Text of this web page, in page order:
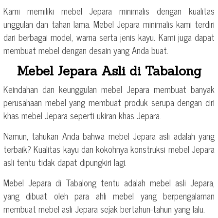
Kami memiliki mebel Jepara minimalis dengan kualitas
unggulan dan tahan lama. Mebel Jepara minimalis kami terdiri
dari berbagai model, warna serta jenis kayu. Kami juga dapat
membuat mebel dengan desain yang Anda buat.
Mebel Jepara Asli di Tabalong
Keindahan dan keunggulan mebel Jepara membuat banyak
perusahaan mebel yang membuat produk serupa dengan ciri
khas mebel Jepara seperti ukiran khas Jepara.
Namun, tahukan Anda bahwa mebel Jepara asli adalah yang
terbaik? Kualitas kayu dan kokohnya konstruksi mebel Jepara
asli tentu tidak dapat dipungkiri lagi.
Mebel Jepara di Tabalong tentu adalah mebel asli Jepara,
yang dibuat oleh para ahli mebel yang berpengalaman
membuat mebel asli Jepara sejak bertahun-tahun yang lalu.